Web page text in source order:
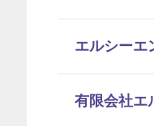
エルシーエ
有限会社エ